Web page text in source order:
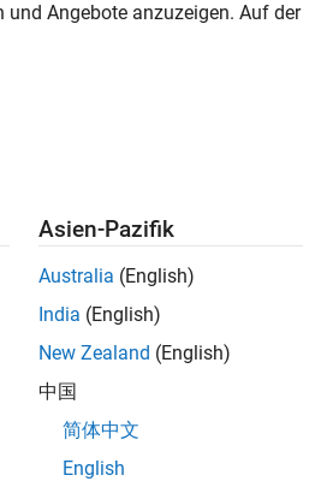
Standort, um alle
MATLAB & Simulink workflows
Energy technologies?
Angebote anzuzeigen. Auf der
Asien-Pazifik
Australia (English)
India (English)
New Zealand (English)
中国
简体中文
English